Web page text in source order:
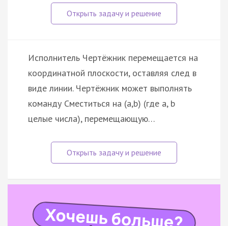
Исполнитель Чертёжник перемещается на
координатной плоскости, оставляя след в
виде линии. Чертёжник может выполнять
команду Сместиться на (a,b) (где a, b
целые числа), перемещающую…